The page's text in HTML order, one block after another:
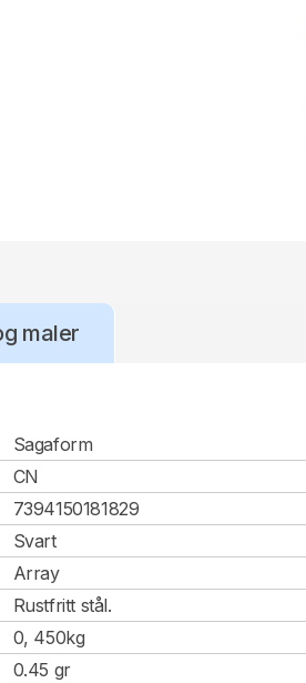
maler
Sagaform
CN
7394150181829
Svart
Array
Rustfritt stål.
0, 450kg
0.45 gr